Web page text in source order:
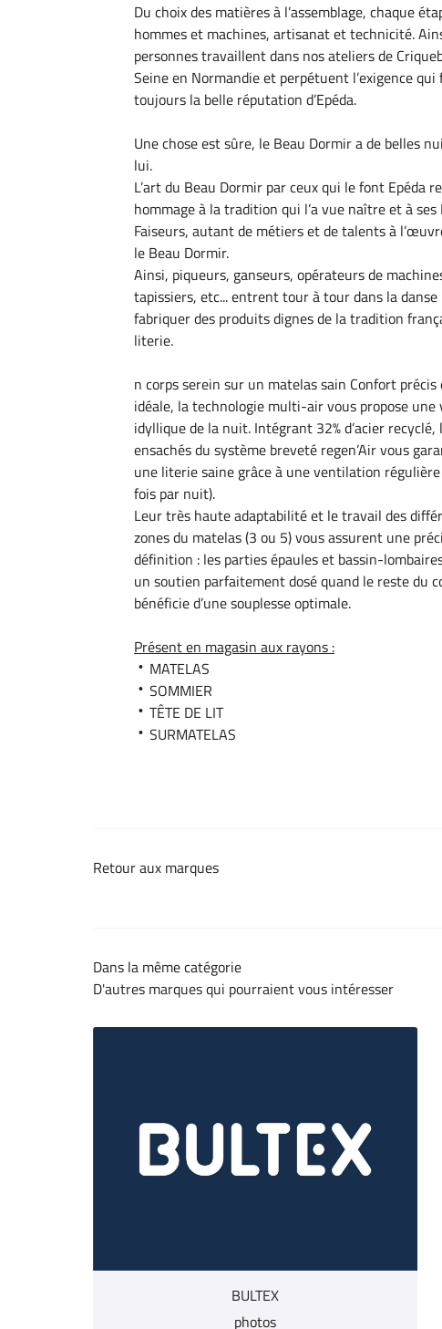
Du choix des matières à l’assemblage, chaque
hommes et machines, artisanat et technicité.
personnes travaillent dans nos ateliers de
Seine en Normandie et perpétuent l’exigence
toujours la belle réputation d’Epéda.
Une chose est sûre, le Beau Dormir a de belles
lui.
L’art du Beau Dormir par ceux qui le font Epéda
hommage à la tradition qui l’a vue naître et à ses
Faiseurs, autant de métiers et de talents à
le Beau Dormir.
Ainsi, piqueurs, ganseurs, opérateurs de
tapissiers, etc... entrent tour à tour dans la danse
fabriquer des produits dignes de la tradition
literie.
n corps serein sur un matelas sain Confort
idéale, la technologie multi-air vous propose une
idyllique de la nuit. Intégrant 32% d’acier recyclé,
ensachés du système breveté regen’Air vous
une literie saine grâce à une ventilation régulière
fois par nuit).
Leur très haute adaptabilité et le travail des
zones du matelas (3 ou 5) vous assurent une
définition : les parties épaules et bassin-
un soutien parfaitement dosé quand le reste du
bénéficie d’une souplesse optimale.
Présent en magasin aux rayons :
MATELAS
SOMMIER
TÊTE DE LIT
SURMATELAS
Retour aux marques
Dans la même catégorie
D'autres marques qui pourraient vous intéresser
BULTEX
photos